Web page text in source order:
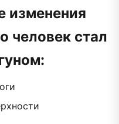
изменения
человек стал